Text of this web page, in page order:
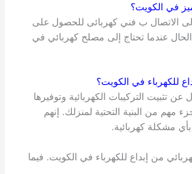
في الكويت؟
الاتصال ب فني كهربائى للحصول على
عندما تحتاج إلى مصلح كهربائي في
للكهرباء في الكويت؟
تثبيت التركيبات الكهربائية وتوفيرها
مهم من البنية التحتية لمنزلك. إنهم
بأي مشكلة كهربائية.
من إبداع للكهرباء في الكويت. فيما